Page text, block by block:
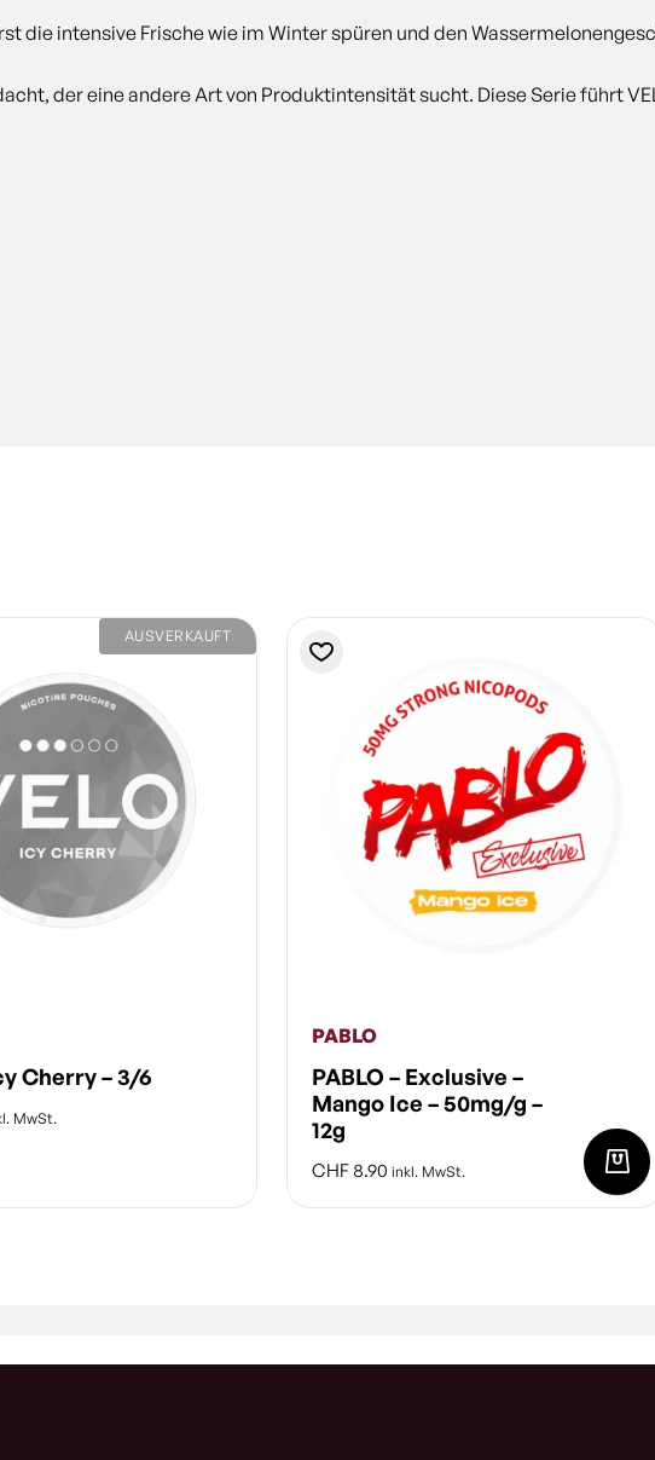
die intensive Frische wie im Winter spüren und den
der eine andere Art von Produktintensität sucht. Diese Serie führt
AUSVERKAUFT
Cherry – 3/6
MwSt.
PABLO
PABLO – Exclusive –
Mango Ice – 50mg/g –
12g
CHF 8.90 inkl. MwSt.